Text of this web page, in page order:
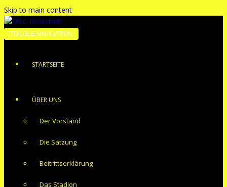
Skip to main content
TOGGLE NAVIGATION
STARTSEITE
ÜBER UNS
Der Vorstand
Die Satzung
Beitrittserklärung
Das Stadion